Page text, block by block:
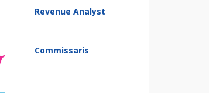
Revenue Analyst
Commissaris